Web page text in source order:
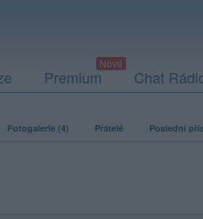
Premium Chat
Fotogalerie (4) Přátelé Poslední